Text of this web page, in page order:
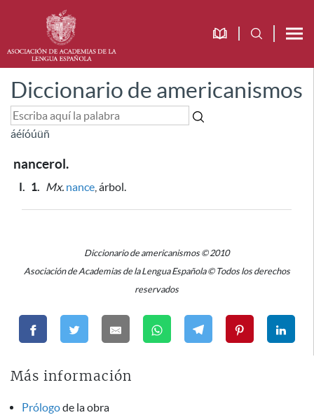
Diccionario de americanismos
áéíóúüñ
nancerol.
I. 1. Mx. nance , árbol.
Diccionario de americanismos © 2010
Asociación de Academias de la Lengua Española © Todos los derechos
reservados
Más información
Prólogode la obra